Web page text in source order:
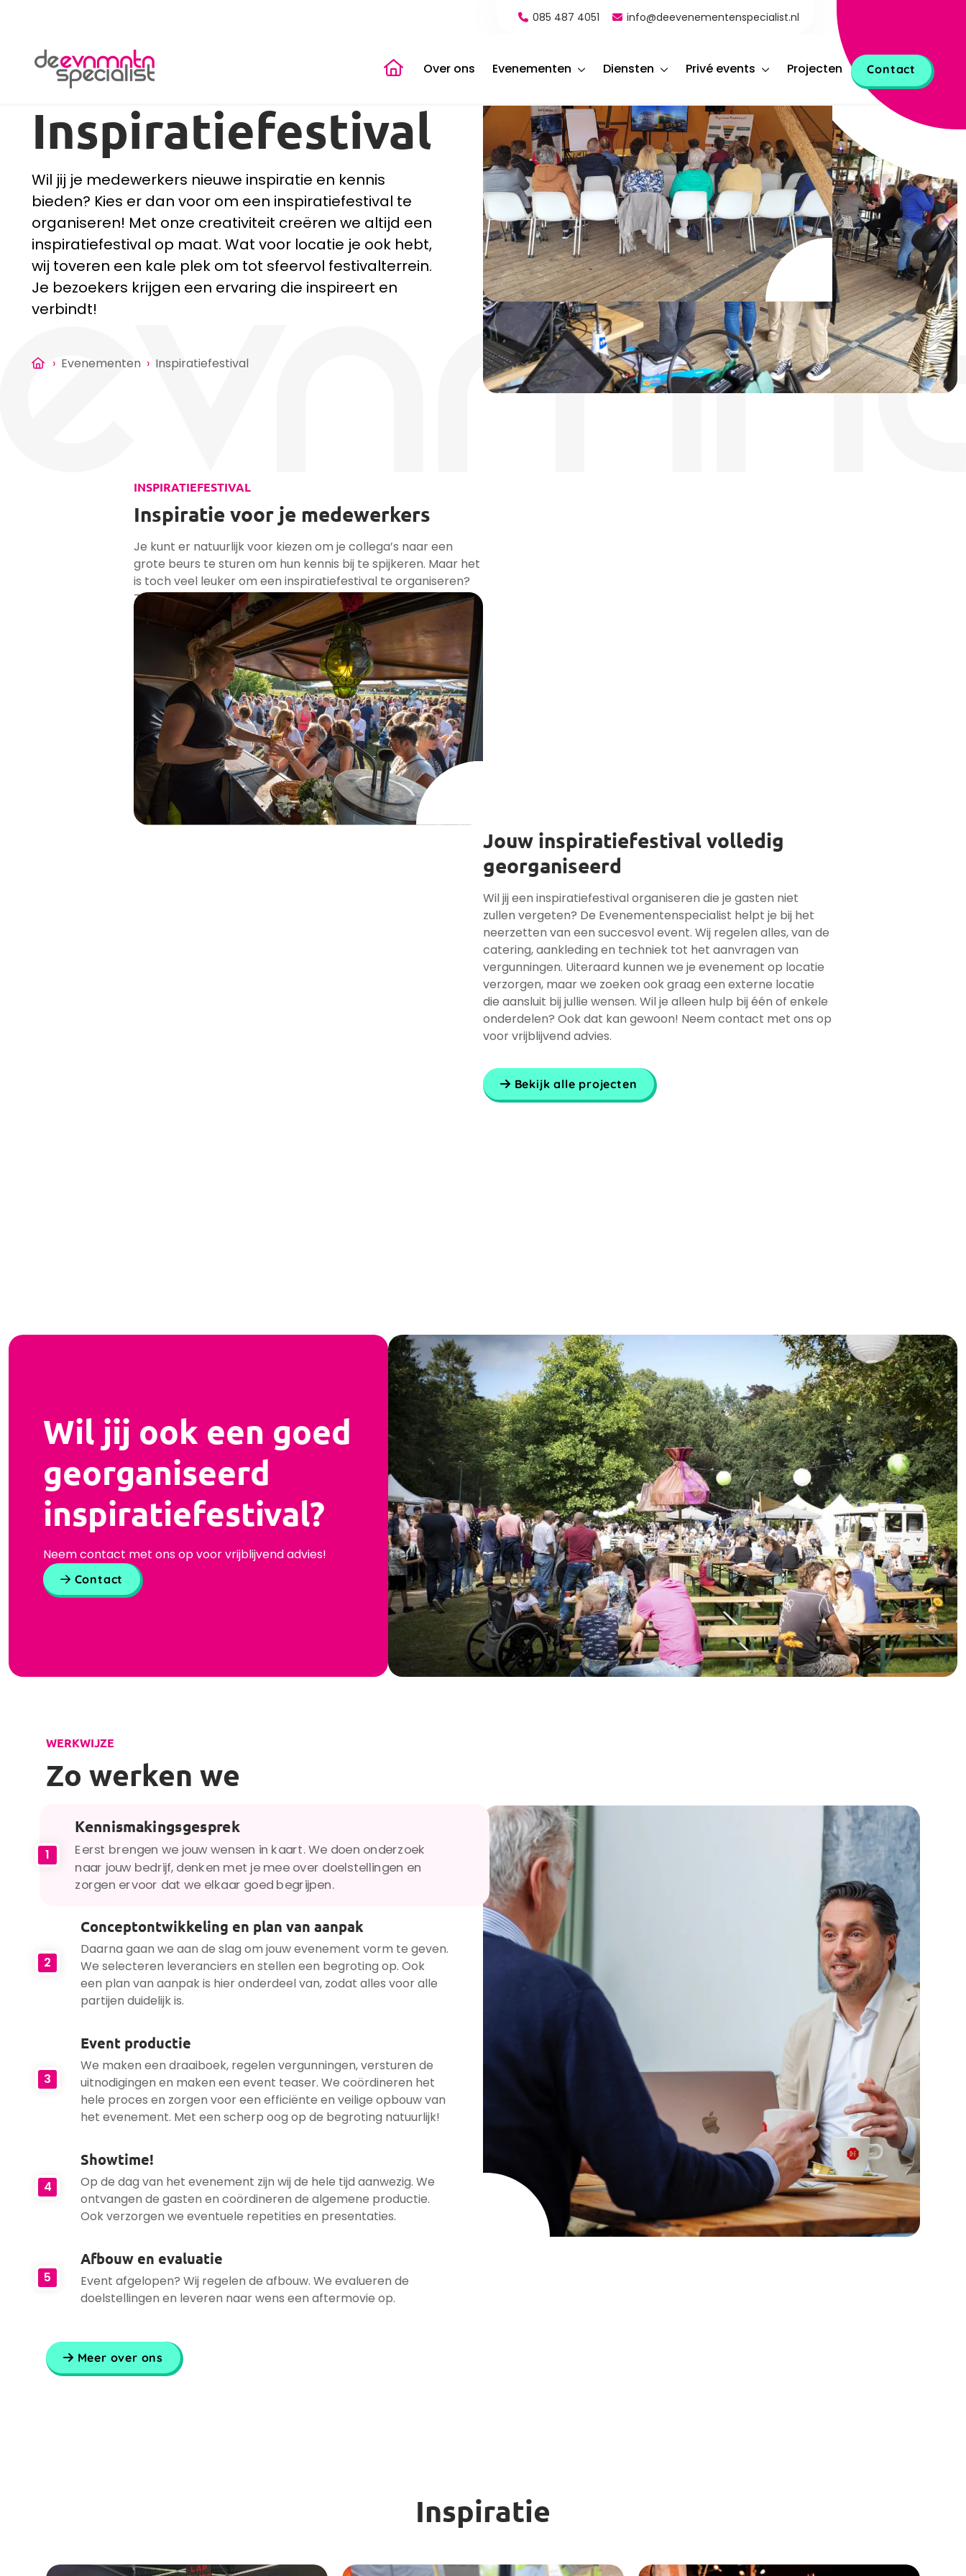
085 487 4051 info@deevenementenspecialist.nl
Naar de homepagina
Over ons Evenementen Diensten Privé events Projecten Contact
Inspiratiefestival
Wil jij je medewerkers nieuwe inspiratie en kennis
bieden? Kies er dan voor om een inspiratiefestival te
organiseren! Met onze creativiteit creëren we altijd een
inspiratiefestival op maat. Wat voor locatie je ook hebt,
wij toveren een kale plek om tot sfeervol festivalterrein.
Je bezoekers krijgen een ervaring die inspireert en
verbindt!
› Evenementen › Inspiratiefestival
INSPIRATIEFESTIVAL
Inspiratie voor je medewerkers
Je kunt er natuurlijk voor kiezen om je collega’s naar een
grote beurs te sturen om hun kennis bij te spijkeren. Maar het
is toch veel leuker om een inspiratiefestival te organiseren?
Zo haal je alle kennis naar jou toe én geniet je ondertussen
van een hapje en een drankje!
Bekijk alle projecten
Jouw inspiratiefestival volledig
georganiseerd
Wil jij een inspiratiefestival organiseren die je gasten niet
zullen vergeten? De Evenementenspecialist helpt je bij het
neerzetten van een succesvol event. Wij regelen alles, van de
catering, aankleding en techniek tot het aanvragen van
vergunningen. Uiteraard kunnen we je evenement op locatie
verzorgen, maar we zoeken ook graag een externe locatie
die aansluit bij jullie wensen. Wil je alleen hulp bij één of enkele
onderdelen? Ook dat kan gewoon! Neem contact met ons op
voor vrijblijvend advies.
Bekijk alle projecten
Wil jij ook een goed
georganiseerd
inspiratiefestival?
Neem contact met ons op voor vrijblijvend advies!
Contact
WERKWIJZE
Zo werken we
1
Kennismakingsgesprek
Eerst brengen we jouw wensen in kaart. We doen onderzoek
naar jouw bedrijf, denken met je mee over doelstellingen en
zorgen ervoor dat we elkaar goed begrijpen.
2
Conceptontwikkeling en plan van aanpak
Daarna gaan we aan de slag om jouw evenement vorm te geven.
We selecteren leveranciers en stellen een begroting op. Ook
een plan van aanpak is hier onderdeel van, zodat alles voor alle
partijen duidelijk is.
3
Event productie
We maken een draaiboek, regelen vergunningen, versturen de
uitnodigingen en maken een event teaser. We coördineren het
hele proces en zorgen voor een efficiënte en veilige opbouw van
het evenement. Met een scherp oog op de begroting natuurlijk!
4
Showtime!
Op de dag van het evenement zijn wij de hele tijd aanwezig. We
ontvangen de gasten en coördineren de algemene productie.
Ook verzorgen we eventuele repetities en presentaties.
5
Afbouw en evaluatie
Event afgelopen? Wij regelen de afbouw. We evalueren de
doelstellingen en leveren naar wens een aftermovie op.
Meer over ons
Inspiratie